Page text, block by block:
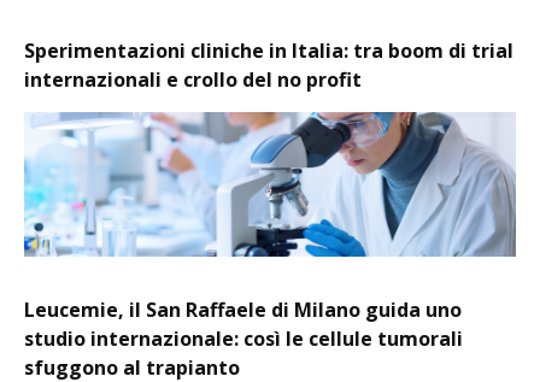
Sperimentazioni cliniche in Italia: tra boom di trial
internazionali e crollo del no profit
Leucemie, il San Raffaele di Milano guida uno
studio internazionale: così le cellule tumorali
sfuggono al trapianto